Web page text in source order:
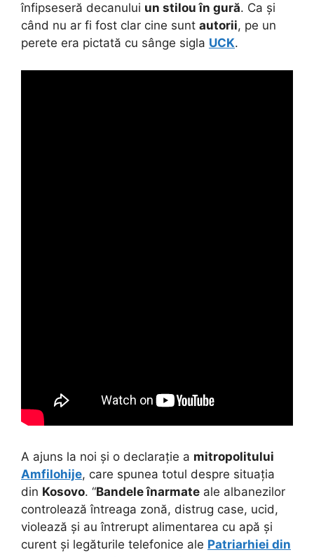
înfipseseră decanului un stilou în gură. Ca și
când nu ar fi fost clar cine sunt autorii, pe un
perete era pictată cu sânge sigla UCK.
A ajuns la noi și o declarație a mitropolitului
Amfilohije, care spunea totul despre situația
din Kosovo. “Bandele înarmate ale albanezilor
controlează întreaga zonă, distrug case, ucid,
violează și au întrerupt alimentarea cu apă și
curent și legăturile telefonice ale Patriarhiei din